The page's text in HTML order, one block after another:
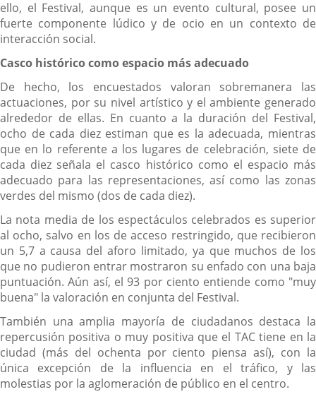
ello, el Festival, aunque es un evento cultural, posee un
fuerte componente lúdico y de ocio en un contexto de
interacción social.
Casco histórico como espacio más adecuado
De hecho, los encuestados valoran sobremanera las
actuaciones, por su nivel artístico y el ambiente generado
alrededor de ellas. En cuanto a la duración del Festival,
ocho de cada diez estiman que es la adecuada, mientras
que en lo referente a los lugares de celebración, siete de
cada diez señala el casco histórico como el espacio más
adecuado para las representaciones, así como las zonas
verdes del mismo (dos de cada diez).
La nota media de los espectáculos celebrados es superior
al ocho, salvo en los de acceso restringido, que recibieron
un 5,7 a causa del aforo limitado, ya que muchos de los
que no pudieron entrar mostraron su enfado con una baja
puntuación. Aún así, el 93 por ciento entiende como "muy
buena" la valoración en conjunta del Festival.
También una amplia mayoría de ciudadanos destaca la
repercusión positiva o muy positiva que el TAC tiene en la
ciudad (más del ochenta por ciento piensa así), con la
única excepción de la influencia en el tráfico, y las
molestias por la aglomeración de público en el centro.